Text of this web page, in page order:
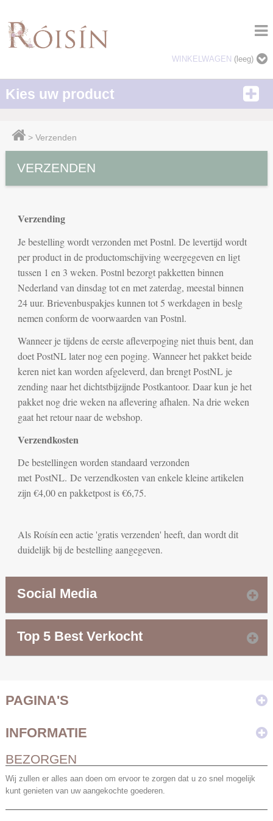
WINKELWAGEN (leeg)
Kies uw product
> Verzenden
VERZENDEN
Verzending
Je bestelling wordt verzonden met Postnl. De levertijd wordt
per product in de productomschijving weergegeven en ligt
tussen 1 en 3 weken. Postnl bezorgt pakketten binnen
Nederland van dinsdag tot en met zaterdag, meestal binnen
24 uur. Brievenbuspakjes kunnen tot 5 werkdagen in beslg
nemen conform de voorwaarden van Postnl.
Wanneer je tijdens de eerste afleverpoging niet thuis bent, dan
doet PostNL later nog een poging. Wanneer het pakket beide
keren niet kan worden afgeleverd, dan brengt PostNL je
zending naar het dichtstbijzijnde Postkantoor. Daar kun je het
pakket nog drie weken na aflevering afhalen. Na drie weken
gaat het retour naar de webshop.
Verzendkosten
De bestellingen worden standaard verzonden
met PostNL. De verzendkosten van enkele kleine artikelen
zijn €4,00 en pakketpost is €6,75.
AlsRoísíneen actie 'gratis verzenden' heeft, dan wordt dit
duidelijk bij de bestelling aangegeven.
Social Media
Top 5 Best Verkocht
PAGINA'S
INFORMATIE
BEZORGEN
Wij zullen er alles aan doen om ervoor te zorgen dat u zo snel mogelijk
kunt genieten van uw aangekochte goederen.